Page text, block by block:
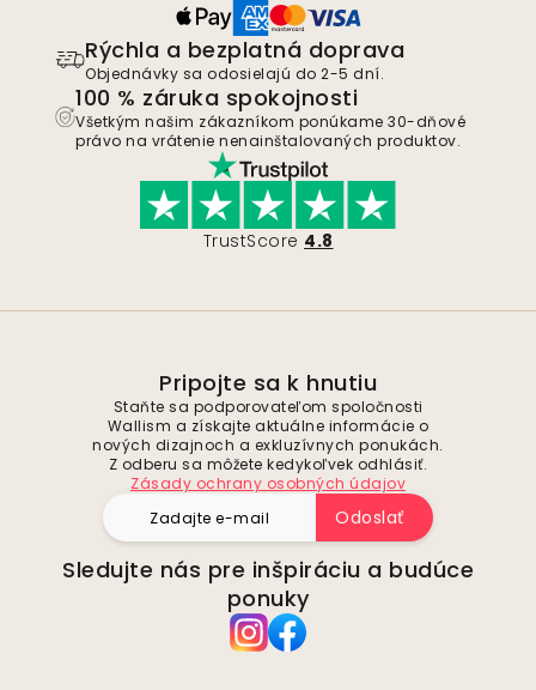
Rýchla a bezplatná doprava
Objednávky sa odosielajú do 2-5 dní.
100 % záruka spokojnosti
Všetkým našim zákazníkom ponúkame 30-dňové
právo na vrátenie nenainštalovaných produktov.
TrustScore 4.8
Pripojte sa k hnutiu
Staňte sa podporovateľom spoločnosti
Wallism a získajte aktuálne informácie o
nových dizajnoch a exkluzívnych ponukách.
Z odberu sa môžete kedykoľvek odhlásiť.
Zásady ochrany osobných údajov
Odoslať
Sledujte nás pre inšpiráciu a budúce
ponuky